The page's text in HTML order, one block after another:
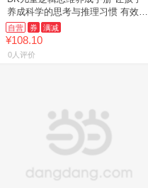
养成科学的思考与推理习惯 有效提
升注意力与记忆力 增强孩子自主解
决问题的能力
自营 券 满减
¥108.10
0人评价